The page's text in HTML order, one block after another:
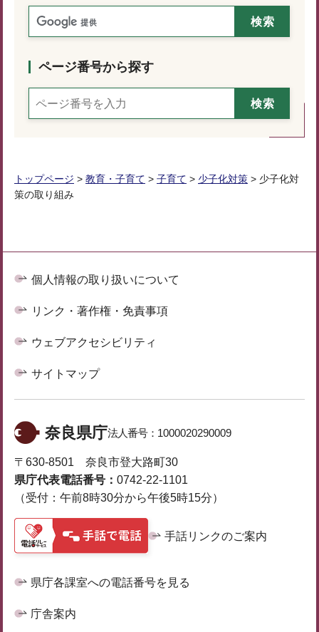
ページ番号から探す
トップページ > 教育・子育て > 子育て > 少子化対策 > 少子化対
策の取り組み
個人情報の取り扱いについて
リンク・著作権・免責事項
ウェブアクセシビリティ
サイトマップ
奈良県庁法人番号： 1000020290009
〒630-8501 奈良市登大路町30
県庁代表電話番号： 0742-22-1101
（受付：午前8時30分から午後5時15分）
手話リンクのご案内
県庁各課室への電話番号を見る
庁舎案内